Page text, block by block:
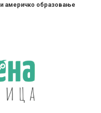
америчко образовање